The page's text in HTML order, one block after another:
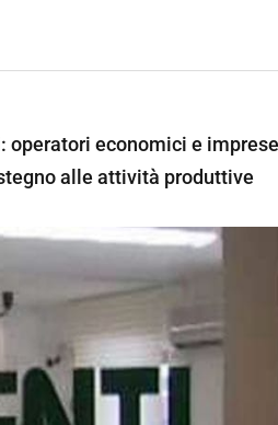
operatori economici e imprese
alle attività produttive